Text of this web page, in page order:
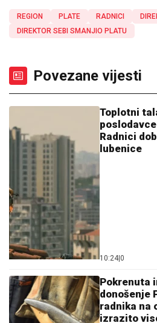
REGION PLATE RADNICI
DIREKTOR SEBI SMANJIO PLATU
Povezane vijesti
Toplotni
Radnici
lubenice
10:24 0
Pokrenuta
donošenje
radnika na
izrazito